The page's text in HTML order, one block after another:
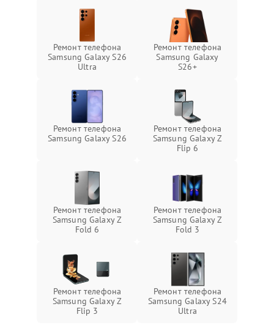
Ремонт телефона
Samsung Galaxy S26
Ultra
Ремонт телефона
Samsung Galaxy
S26+
Ремонт телефона
Samsung Galaxy S26
Ремонт телефона
Samsung Galaxy Z
Flip 6
Ремонт телефона
Samsung Galaxy Z
Fold 6
Ремонт телефона
Samsung Galaxy Z
Fold 3
Ремонт телефона
Samsung Galaxy Z
Flip 3
Ремонт телефона
Samsung Galaxy S24
Ultra